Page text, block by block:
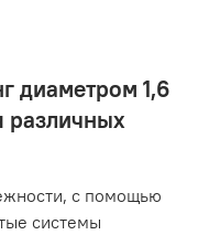
диаметром 1,6
различных
с помощью
системы